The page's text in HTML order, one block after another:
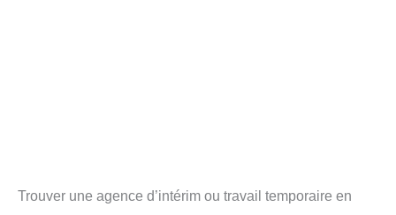
Trouver une agence d’intérim ou travail temporaire en